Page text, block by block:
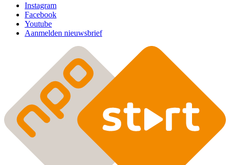
Instagram
Facebook
Youtube
Aanmelden nieuwsbrief